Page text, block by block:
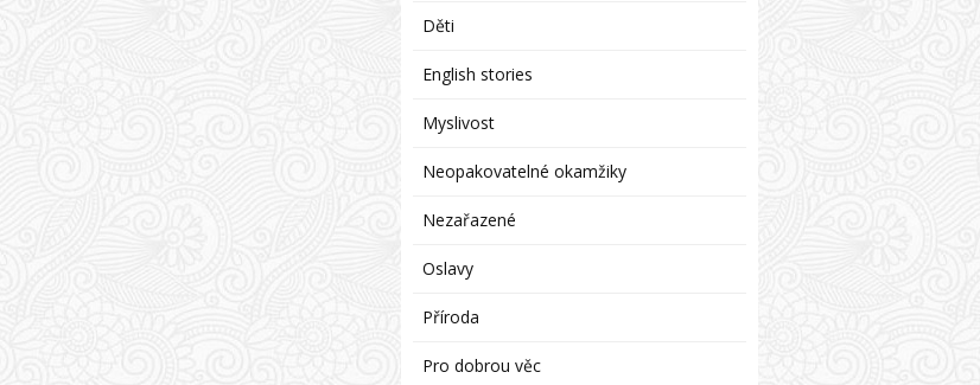
Děti
English stories
Myslivost
Neopakovatelné okamžiky
Nezařazené
Oslavy
Příroda
Pro dobrou věc